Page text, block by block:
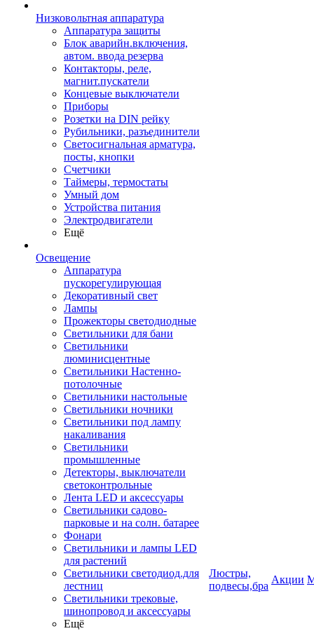
Низковольтная аппаратура
Аппаратура защиты
Блок аварийн.включения,
автом. ввода резерва
Контакторы, реле,
магнит.пускатели
Концевые выключатели
Приборы
Розетки на DIN рейку
Рубильники, разъединители
Светосигнальная арматура,
посты, кнопки
Счетчики
Таймеры, термостаты
Умный дом
Устройства питания
Электродвигатели
Ещё
Освещение
Аппаратура
пускорегулирующая
Декоративный свет
Лампы
Прожекторы светодиодные
Светильники для бани
Светильники
люминисцентные
Светильники Настенно-
потолочные
Светильники настольные
Светильники ночники
Светильники под лампу
накаливания
Светильники
промышленные
Детекторы, выключатели
светоконтрольные
Лента LED и аксессуары
Светильники садово-
парковые и на солн. батарее
Фонари
Светильники и лампы LED
для растений
Светильники светодиод.для
лестниц
Светильники трековые,
шинопровод и аксессуары
Ещё
Люстры,
подвесы,бра
Акции